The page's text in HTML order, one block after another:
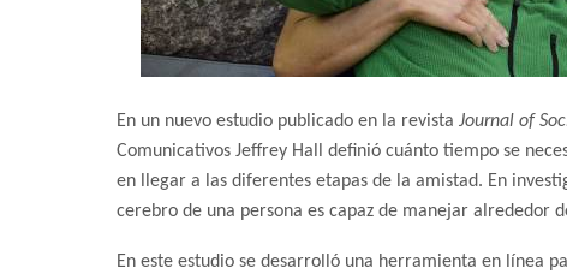
En un nuevo estudio publicado en la revista Journal of
Comunicativos Jeffrey Hall definió cuánto tiempo se
en llegar a las diferentes etapas de la amistad. En
cerebro de una persona es capaz de manejar alrededor
En este estudio se desarrolló una herramienta en línea